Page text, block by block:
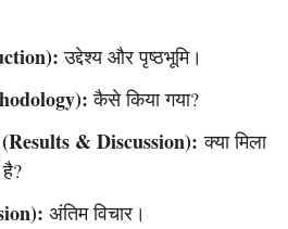
उद्देश्य और पृष्ठभूमि।
कैसे किया गया?
(Results & Discussion): क्या मिला
अंतिम विचार।